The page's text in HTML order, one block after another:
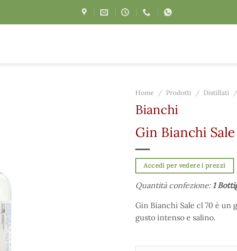
Home / Prodotti / Distillati
Bianchi
Gin Bianchi
Accedi per vedere i prezzi
Quantità confezione: 1
Gin Bianchi Sale cl 70 è un
gusto intenso e salino.